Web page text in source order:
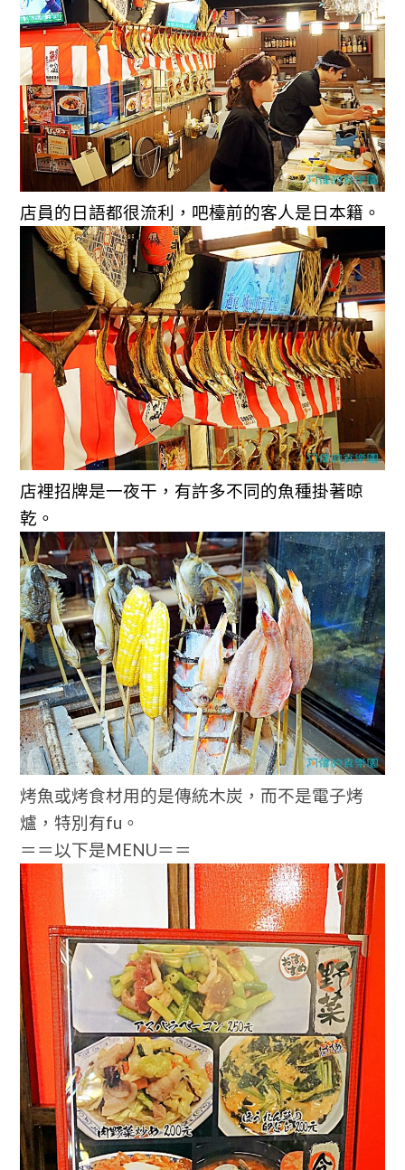
店員的日語都很流利，吧檯前的客人是日本籍。
店裡招牌是一夜干，有許多不同的魚種掛著晾
乾。
烤魚或烤食材用的是傳統木炭，而不是電子烤
爐，特別有fu。
＝＝以下是MENU＝＝